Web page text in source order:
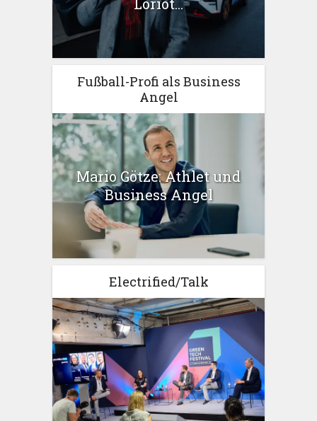
Fußball-Profi als Business
Angel
Mario Götze: Athlet und
Business Angel
Electrified/Talk